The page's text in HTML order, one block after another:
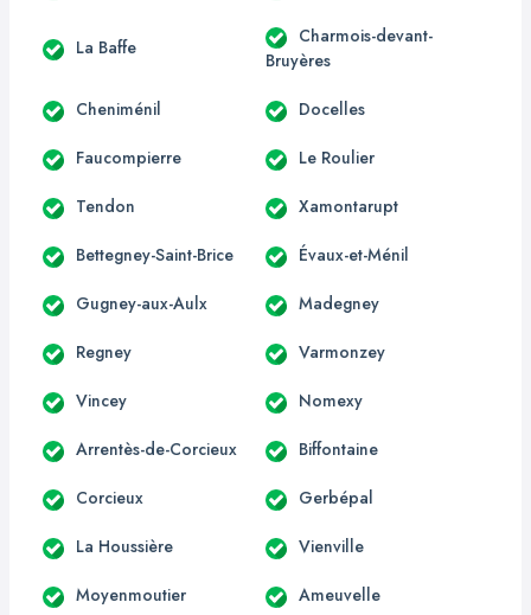
La Baffe
Charmois-devant-
Bruyères
Cheniménil Docelles
Faucompierre Le Roulier
Tendon Xamontarupt
Bettegney-Saint-Brice Évaux-et-Ménil
Gugney-aux-Aulx Madegney
Regney Varmonzey
Vincey Nomexy
Arrentès-de-Corcieux Biffontaine
Corcieux Gerbépal
La Houssière Vienville
Moyenmoutier Ameuvelle